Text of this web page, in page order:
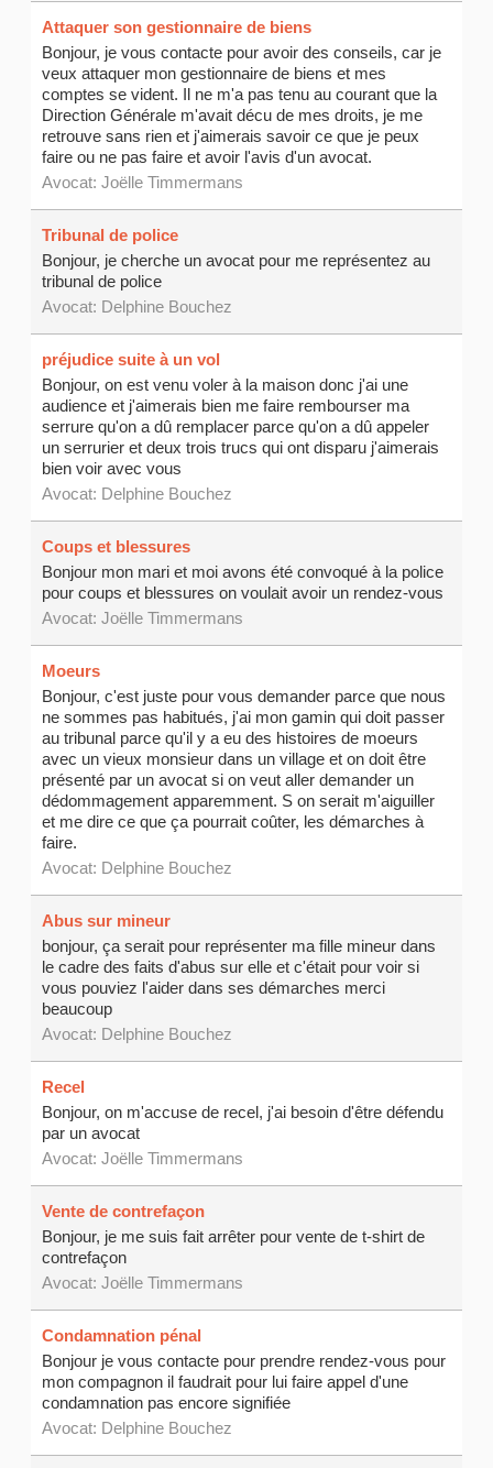
Attaquer son gestionnaire de biens
Bonjour, je vous contacte pour avoir des conseils, car je
veux attaquer mon gestionnaire de biens et mes
comptes se vident. Il ne m'a pas tenu au courant que la
Direction Générale m'avait décu de mes droits, je me
retrouve sans rien et j'aimerais savoir ce que je peux
faire ou ne pas faire et avoir l'avis d'un avocat.
Avocat: Joëlle Timmermans
Tribunal de police
Bonjour, je cherche un avocat pour me représentez au
tribunal de police
Avocat: Delphine Bouchez
préjudice suite à un vol
Bonjour, on est venu voler à la maison donc j'ai une
audience et j'aimerais bien me faire rembourser ma
serrure qu'on a dû remplacer parce qu'on a dû appeler
un serrurier et deux trois trucs qui ont disparu j'aimerais
bien voir avec vous
Avocat: Delphine Bouchez
Coups et blessures
Bonjour mon mari et moi avons été convoqué à la police
pour coups et blessures on voulait avoir un rendez-vous
Avocat: Joëlle Timmermans
Moeurs
Bonjour, c'est juste pour vous demander parce que nous
ne sommes pas habitués, j'ai mon gamin qui doit passer
au tribunal parce qu'il y a eu des histoires de moeurs
avec un vieux monsieur dans un village et on doit être
présenté par un avocat si on veut aller demander un
dédommagement apparemment. S on serait m'aiguiller
et me dire ce que ça pourrait coûter, les démarches à
faire.
Avocat: Delphine Bouchez
Abus sur mineur
bonjour, ça serait pour représenter ma fille mineur dans
le cadre des faits d'abus sur elle et c'était pour voir si
vous pouviez l'aider dans ses démarches merci
beaucoup
Avocat: Delphine Bouchez
Recel
Bonjour, on m'accuse de recel, j'ai besoin d'être défendu
par un avocat
Avocat: Joëlle Timmermans
Vente de contrefaçon
Bonjour, je me suis fait arrêter pour vente de t-shirt de
contrefaçon
Avocat: Joëlle Timmermans
Condamnation pénal
Bonjour je vous contacte pour prendre rendez-vous pour
mon compagnon il faudrait pour lui faire appel d'une
condamnation pas encore signifiée
Avocat: Delphine Bouchez